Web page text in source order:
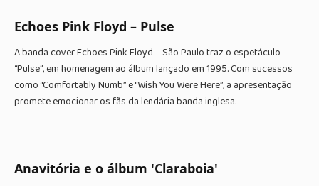
Echoes Pink Floyd – Pulse
A banda cover Echoes Pink Floyd – São Paulo traz o espetáculo
“Pulse”, em homenagem ao álbum lançado em 1995. Com sucessos
como “Comfortably Numb” e “Wish You Were Here”, a apresentação
promete emocionar os fãs da lendária banda inglesa.
Anavitória e o álbum 'Claraboia'